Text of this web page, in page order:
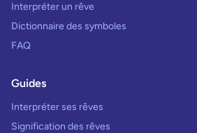
Interpréter un rêve
Dictionnaire des symboles
FAQ
Guides
Interpréter ses rêves
Signification des rêves